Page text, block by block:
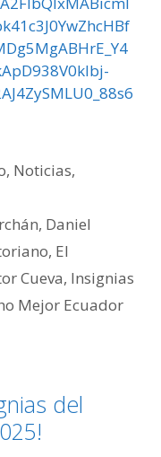
, Noticias,
, Daniel
, El
Cueva, Insignias
Mejor Ecuador
del